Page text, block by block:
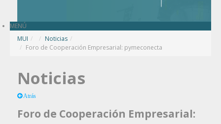
MENÚ
MUI / Noticias /
Foro de Cooperación Empresarial: pymeconecta
Noticias
Atrás
Foro de Cooperación Empresarial: